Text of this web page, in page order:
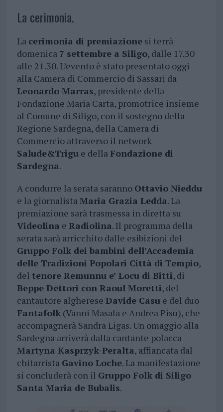
La cerimonia.
La cerimonia di premiazionesi terrà
domenica7 settembre a Siligo, dalle 17.30
alle 21.30. L’evento è stato presentato oggi
alla Camera di Commercio di Sassari da
Leonardo Marras, presidente della
Fondazione Maria Carta, promotrice insieme
al Comune di Siligo, con il sostegno della
Regione Sardegna, della Camera di
Commercio attraverso il network
Salude&Trigue della Fondazione di
Sardegna.
A condurre la serata saranno Ottavio Nieddu
e la giornalistaMaria Grazia Ledda. La
premiazione sarà trasmessa in diretta su
Videolina e Radiolina. Il programma della
serata sarà arricchito dalle esibizioni del
Gruppo Folk dei bambini dell’Accademia
delle Tradizioni Popolari Città di Tempio,
del tenore Remunnu e’ Locu di Bitti, di
Beppe Dettori con Raoul Moretti, del
cantautore algherese Davide Casue del duo
Fantafolk(Vanni Masala e Andrea Pisu), che
accompagnerà Sandra Ligas. Un omaggio alla
Sardegna arriverà dalla cantante polacca
Martyna Kasprzyk-Peralta, affiancata dal
chitarrista Gavino Loche. La manifestazione
si concluderà con il Gruppo Folk di Siligo
Santa Maria de Bubalis.